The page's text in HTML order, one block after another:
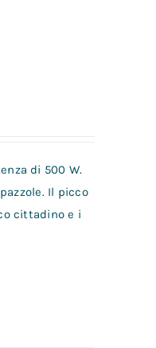
di 500 W.
Il picco
cittadino e i